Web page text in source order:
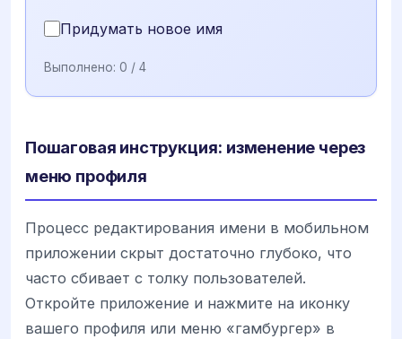
Придумать новое имя
Выполнено: 0 / 4
Пошаговая инструкция: изменение через
меню профиля
Процесс редактирования имени в мобильном
приложении скрыт достаточно глубоко, что
часто сбивает с толку пользователей.
Откройте приложение и нажмите на иконку
вашего профиля или меню «гамбургер» в